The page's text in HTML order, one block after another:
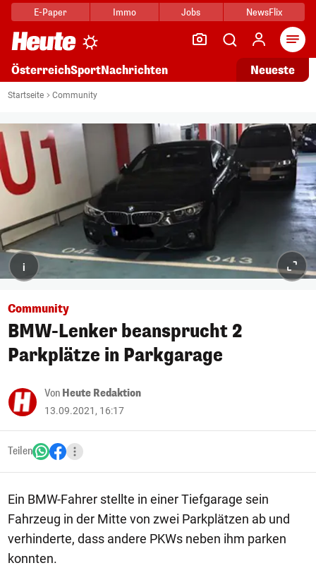
E-Paper Immo Jobs NewsFlix
ÖsterreichSportNachrichten Neueste
Startseite Community
i
Community
BMW-Lenker beansprucht 2
Parkplätze in Parkgarage
Von Heute Redaktion
13.09.2021, 16:17
Teilen
Ein BMW-Fahrer stellte in einer Tiefgarage sein
Fahrzeug in der Mitte von zwei Parkplätzen ab und
verhinderte, dass andere PKWs neben ihm parken
konnten.